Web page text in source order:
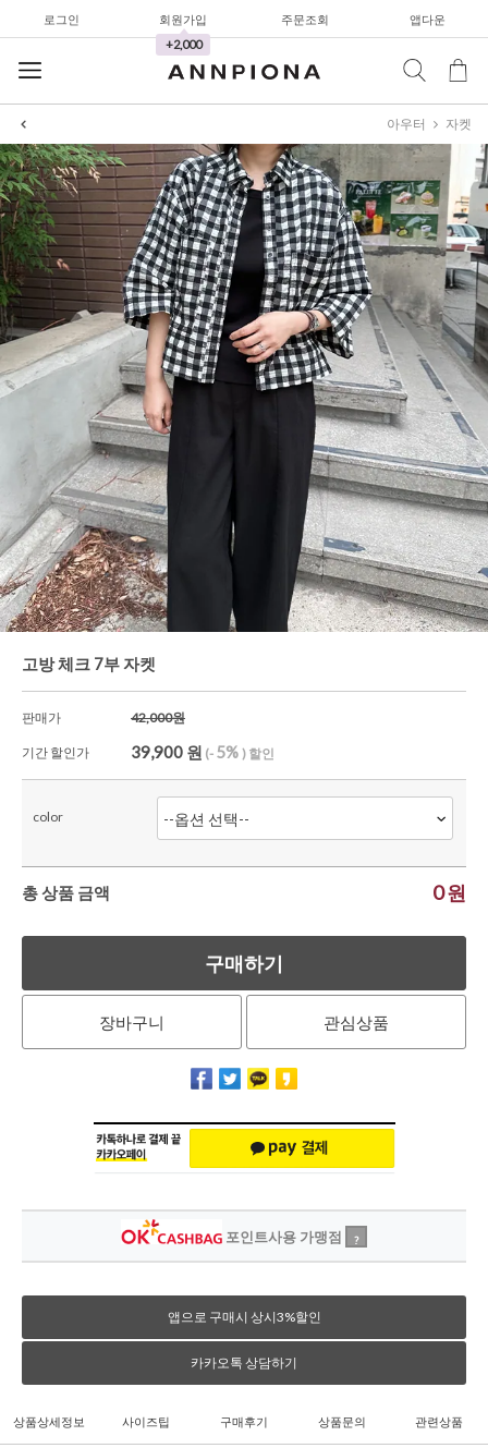
로그인
회원가입
+2,000
주문조회 앱다운
셔츠&블라우스
가디건/니트
와이드팬츠
한정세일
셔츠&블라우스
가디건/니트
가디건/니트
한정세일
아우터 자켓
고방 체크 7부 자켓
판매가 42,000원
기간 할인가 39,900 원 (- 5% ) 할인
color
총 상품 금액 0원
구매하기
장바구니 관심상품
포인트사용 가맹점 ?
앱으로 구매시 상시3%할인
카카오톡 상담하기
상품상세정보 사이즈팁 구매후기 상품문의 관련상품